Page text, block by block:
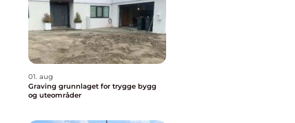
01. aug
Graving grunnlaget for trygge bygg
og uteområder